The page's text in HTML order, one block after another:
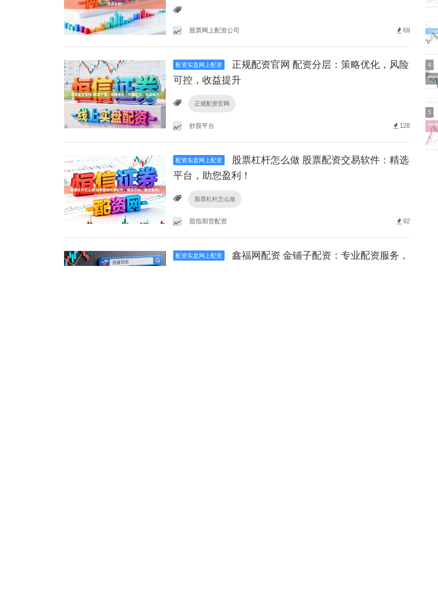
股票网上配资公司 69
配资实盘网上配资
正规配资官网 配资分层：策略优化，风险
可控，收益提升
正规配资官网
炒股平台 128
配资实盘网上配资
股票杠杆怎么做 股票配资交易软件：精选
平台，助您盈利！
股票杠杆怎么做
股指期货配资 92
配资实盘网上配资
鑫福网配资 金铺子配资：专业配资服务，
4
5